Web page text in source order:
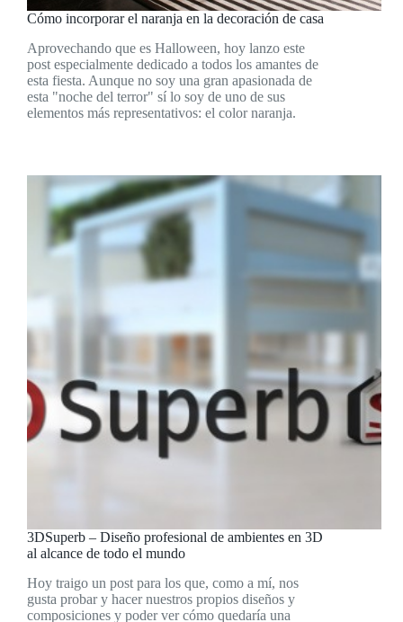
Cómo incorporar el naranja en la decoración de casa
Aprovechando que es Halloween, hoy lanzo este
post especialmente dedicado a todos los amantes de
esta fiesta. Aunque no soy una gran apasionada de
esta "noche del terror" sí lo soy de uno de sus
elementos más representativos: el color naranja.
3DSuperb – Diseño profesional de ambientes en 3D
al alcance de todo el mundo
Hoy traigo un post para los que, como a mí, nos
gusta probar y hacer nuestros propios diseños y
composiciones y poder ver cómo quedaría una